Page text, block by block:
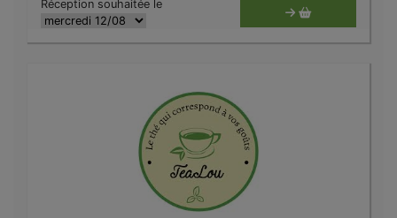
Réception souhaitée le